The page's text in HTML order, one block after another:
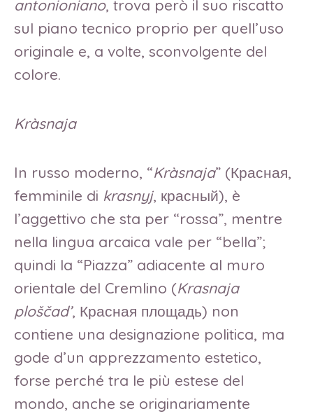
antonioniano, trova però il suo riscatto
sul piano tecnico proprio per quell’uso
originale e, a volte, sconvolgente del
colore.
Kràsnaja
In russo moderno, “Kràsnaja” (Красная,
femminile di krasnyj, красный), è
l’aggettivo che sta per “rossa”, mentre
nella lingua arcaica vale per “bella”;
quindi la “Piazza” adiacente al muro
orientale del Cremlino (Krasnaja
ploščad’, Красная площадь) non
contiene una designazione politica, ma
gode d’un apprezzamento estetico,
forse perché tra le più estese del
mondo, anche se originariamente